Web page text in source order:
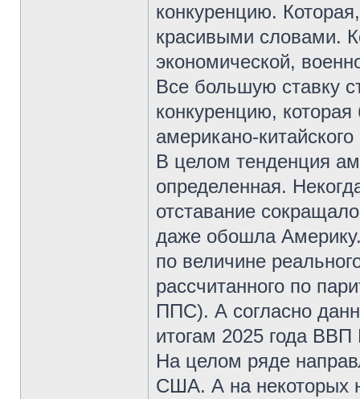
конкуренцию.
красивыми словами.
экономической,
Все большую ставку
конкуренцию,
американо-
В целом тенденция
определенная.
отставание
даже обошла
по величине
рассчитанного по
ППС). А согласно
итогам 2025 года
На целом ряде
США. А на некоторых